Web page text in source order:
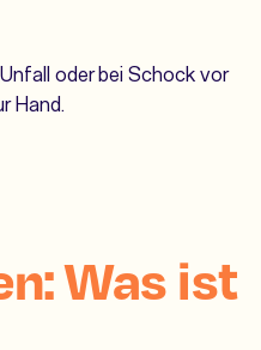
oder bei Schock vor
Hand.
Was ist